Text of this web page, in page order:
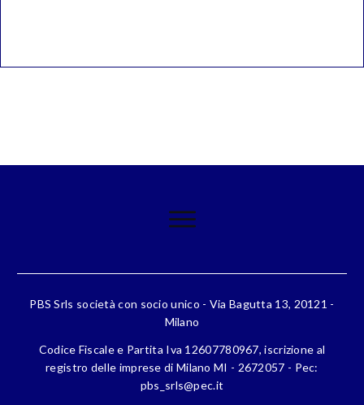
PBS Srls società con socio unico - Via Bagutta 13, 20121 -
Milano
Codice Fiscale e Partita Iva 12607780967, iscrizione al
registro delle imprese di Milano MI - 2672057 - Pec:
pbs_srls@pec.it